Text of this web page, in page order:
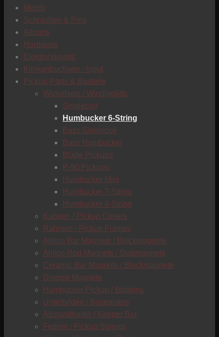
Merch
Schrauben & Pins
Allparts
Hardware
Elektronikparts
Klinkenbuchsen - Input
Pickup-Parts & Bauteile
Wickelsets / Windingkits
Singlecoil
Humbucker 6-String
Bass Singlecoil
Bass Humbucker
Blade Pickups
P-90 Pickups
Humbucker Mini
Humbucker 7-String
Humbucker 8-String
Kappen / Pickup Covers
Rahmen / Pickup Frames
Alnico Bar Magnets / Blockmagnete
Alnico Rod Magnets / Stabmagnete
Ceramic Bar Magnets / Blockmagnete
Diverse Magnete
Humbucker Pickup / Bobbins
Unterböden / Baseplates
Abstandhalter / Keeper Bar
Federn / Pickup Springs